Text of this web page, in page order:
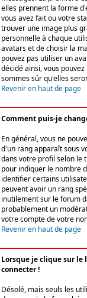
elles prennent la forme
vous avez fait ou votre
trouver une image plus
personnelle à chaque
avatars et de choisir la
pouvez pas utiliser un
décidé ainsi, vous
sommes sûr qu'elles
Revenir en haut de page
Comment puis-je
En général, vous ne
d'un rang apparaît sous
dans votre profil selon le
pour indiquer le nombre
identifier certains
peuvent avoir un rang
inutilement sur le forum
probablement un
votre compte de votre
Revenir en haut de page
Lorsque je clique sur
connecter !
Désolé, mais seuls les